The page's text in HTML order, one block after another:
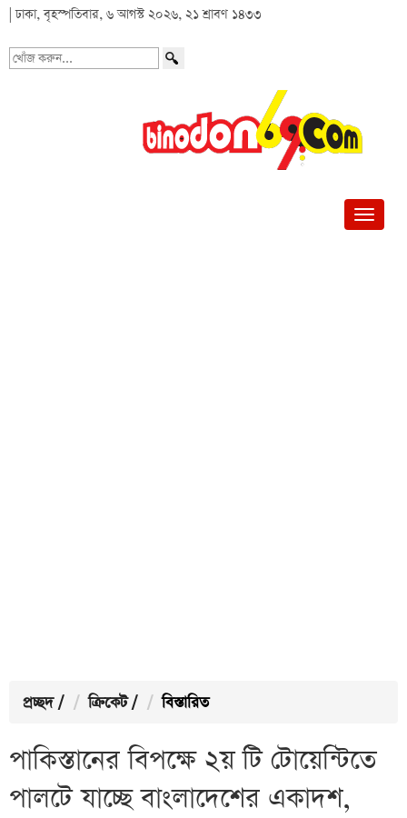
| ঢাকা, বৃহস্পতিবার, ৬ আগস্ট ২০২৬, ২১ শ্রাবণ ১৪৩৩
খোঁজ
প্রচ্ছদ / ক্রিকেট / বিস্তারিত
পাকিস্তানের বিপক্ষে ২য় টি টোয়েন্টিতে
পালটে যাচ্ছে বাংলাদেশের একাদশ,